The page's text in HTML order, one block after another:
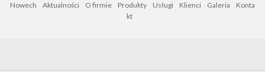
Nowech
Aktualności O firmie Produkty Usługi Klienci Galeria
Konta
kt